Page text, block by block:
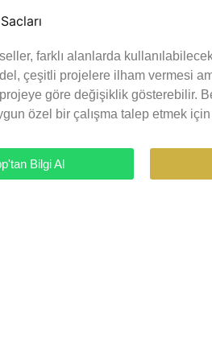
farklı alanlarda
çeşitli projelere ilham vermesi
göre değişiklik gösterebilir.
özel bir çalışma talep etmek
Bilgi Al